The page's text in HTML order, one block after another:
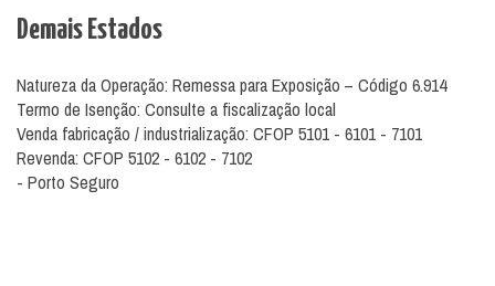
Demais Estados
Natureza da Operação: Remessa para Exposição – Código 6.914
Termo de Isenção: Consulte a fiscalização local
Venda fabricação / industrialização: CFOP 5101 - 6101 - 7101
Revenda: CFOP 5102 - 6102 - 7102
- Porto Seguro